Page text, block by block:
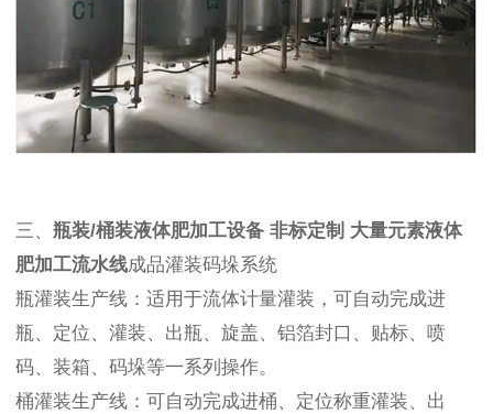
三、 瓶装/桶装液体肥加工设备 非标定制 大量元素液体
肥加工流水线成品灌装码垛系统
瓶灌装生产线：适用于流体计量灌装，可自动完成进
瓶、定位、灌装、出瓶、旋盖、铝箔封口、贴标、喷
码、装箱、码垛等一系列操作。
桶灌装生产线：可自动完成进桶、定位称重灌装、出